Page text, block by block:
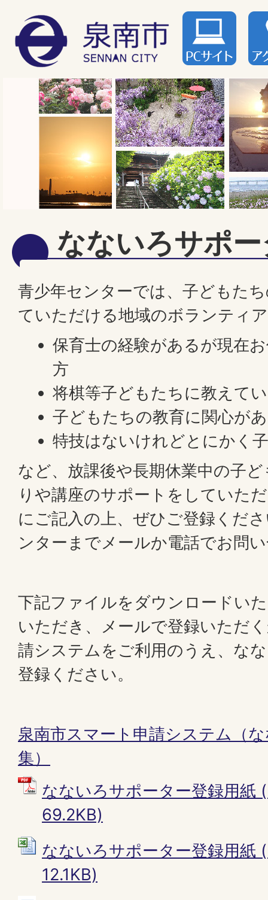
なないろサポ
青少年センターでは、子どもた
ていただける地域のボランティ
保育士の経験があるが現在
方
将棋等子どもたちに教えて
子どもたちの教育に関心が
特技はないけれどとにかく
など、放課後や長期休業中の子
りや講座のサポートをしていた
にご記入の上、ぜひご登録くだ
ンターまでメールか電話でお問
下記ファイルをダウンロードい
いただき、メールで登録いただ
請システムをご利用のうえ、な
登録ください。
泉南市スマート申請システム（
集）
なないろサポーター登録用紙
69.2KB)
なないろサポーター登録用紙
12.1KB)